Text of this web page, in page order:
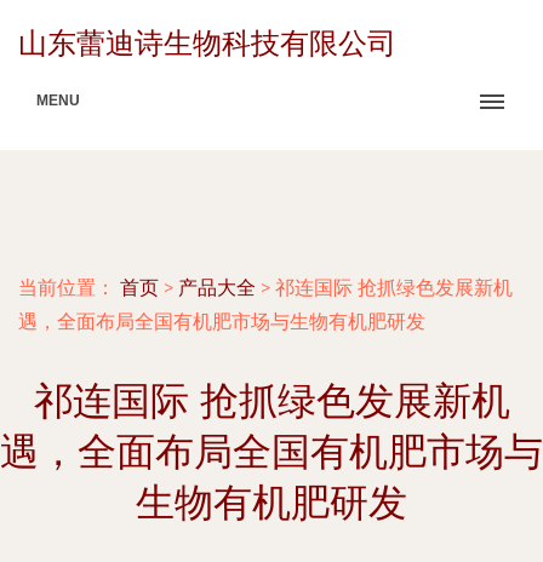
山东蕾迪诗生物科技有限公司
MENU
当前位置： 首页 > 产品大全 > 祁连国际 抢抓绿色发展新机
遇，全面布局全国有机肥市场与生物有机肥研发
祁连国际 抢抓绿色发展新机
遇，全面布局全国有机肥市场与
生物有机肥研发